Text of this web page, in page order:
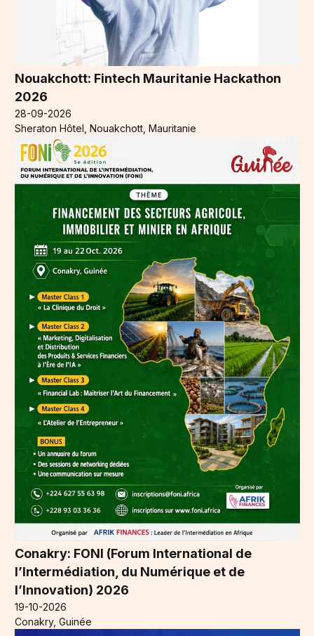
Nouakchott: Fintech Mauritanie Hackathon
2026
28-09-2026
Sheraton Hôtel, Nouakchott, Mauritanie
Conakry: FONI (Forum International de
l’Intermédiation, du Numérique et de
l’Innovation) 2026
19-10-2026
Conakry, Guinée